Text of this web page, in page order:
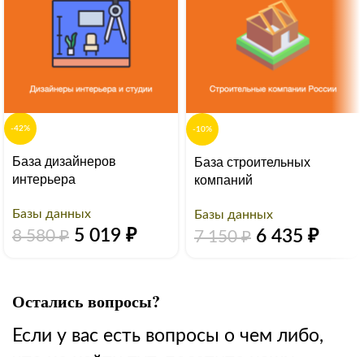
-42%
База дизайнеров
интерьера
Базы данных
8 580₽ 5 019 ₽
-10%
База строительных
компаний
Базы данных
7 150₽ 6 435 ₽
Остались вопросы?
Если у вас есть вопросы о чем либо,